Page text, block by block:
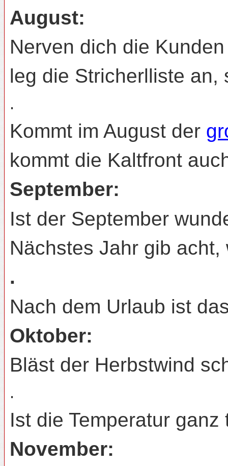
August:
Nerven dich die
leg die Stricherlliste an,
.
Kommt im August der
kommt die Kaltfront
September:
Ist der September
Nächstes Jahr gib
.
Nach dem Urlaub ist
Oktober:
Bläst der Herbstwind
.
Ist die Temperatur
November: